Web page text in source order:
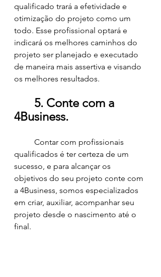
qualificado trará a efetividade e
otimização do projeto como um
todo. Esse profissional optará e
indicará os melhores caminhos do
projeto ser planejado e executado
de maneira mais assertiva e visando
os melhores resultados.
5. Conte com a
4Business.
qualificados é ter certeza de um
sucesso, e para alcançar os
objetivos do seu projeto conte com
a 4Business, somos especializados
em criar, auxiliar, acompanhar seu
projeto desde o nascimento até o
final.